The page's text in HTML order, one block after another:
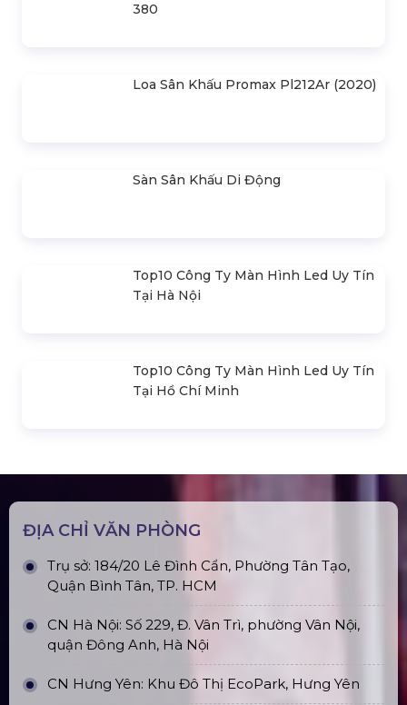
380
Loa Sân Khấu Promax Pl212Ar (2020)
Sàn Sân Khấu Di Động
Top10 Công Ty Màn Hình Led Uy Tín
Tại Hà Nội
Top10 Công Ty Màn Hình Led Uy Tín
Tại Hồ Chí Minh
ĐỊA CHỈ VĂN PHÒNG
Trụ sở: 184/20 Lê Đình Cẩn, Phường Tân Tạo,
Quận Bình Tân, TP. HCM
CN Hà Nội: Số 229, Đ. Vân Trì, phường Vân Nội,
quận Đông Anh, Hà Nội
CN Hưng Yên: Khu Đô Thị EcoPark, Hưng Yên